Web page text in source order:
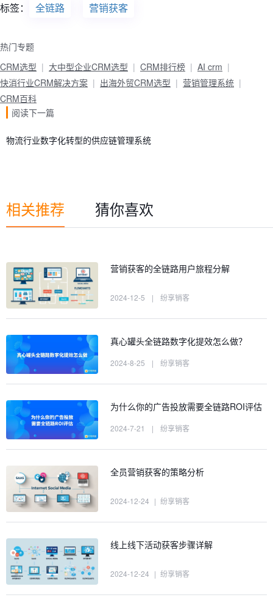
标签： 全链路 营销获客
热门专题
CRM选型
大中型企业CRM选型 CRM排行榜
AI crm
快消行业CRM解决方案
出海外贸CRM选型
营销管理系统
CRM百科
阅读下一篇
物流行业数字化转型的供应链管理系统
相关推荐 猜你喜欢
营销获客的全链路用户旅程分解
2024-12-5 | 纷享销客
真心罐头全链路数字化提效怎么做？
2024-8-25 | 纷享销客
为什么你的广告投放需要全链路ROI评估
2024-7-21 | 纷享销客
全员营销获客的策略分析
2024-12-24 | 纷享销客
线上线下活动获客步骤详解
2024-12-24 | 纷享销客